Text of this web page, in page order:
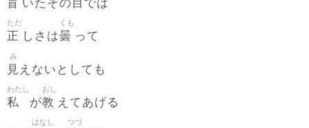
盲 いたその 目 では
正
ただ
しさは曇
くも
って
見
み
えないとしても
私
わたし
が教
おし
えてあげる
はなし つづ